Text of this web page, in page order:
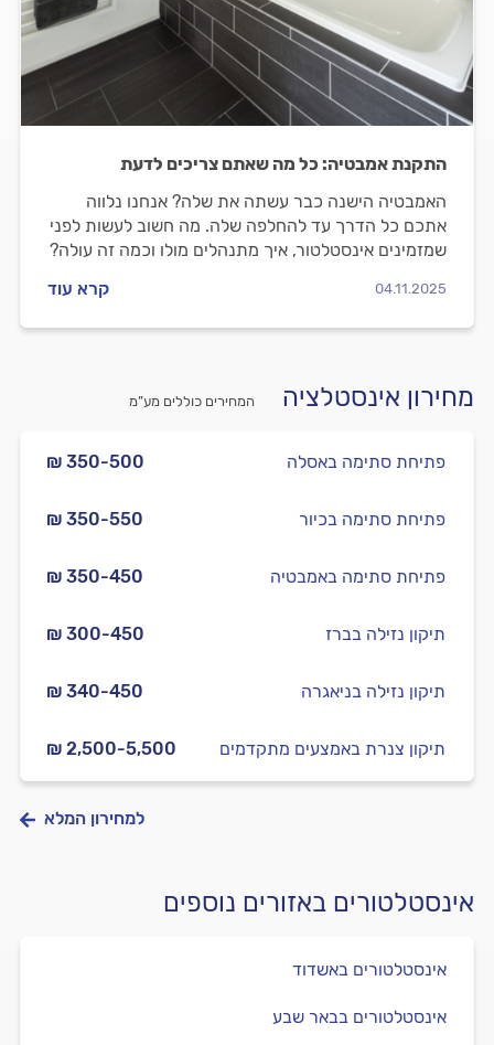
התקנת אמבטיה: כל מה שאתם צריכים לדעת
האמבטיה הישנה כבר עשתה את שלה? אנחנו נלווה
אתכם כל הדרך עד להחלפה שלה. מה חשוב לעשות לפני
שמזמינים אינסטלטור, איך מתנהלים מולו וכמה זה עולה?
04.11.2025 קרא עוד
מחירון אינסטלציה המחירים כוללים מע”מ
₪ 350-500 פתיחת סתימה באסלה
₪ 350-550 פתיחת סתימה בכיור
₪ 350-450 פתיחת סתימה באמבטיה
₪ 300-450 תיקון נזילה בברז
₪ 340-450 תיקון נזילה בניאגרה
₪ 2,500-5,500 תיקון צנרת באמצעים מתקדמים
למחירון המלא
אינסטלטורים באזורים נוספים
אינסטלטורים באשדוד
אינסטלטורים בבאר שבע